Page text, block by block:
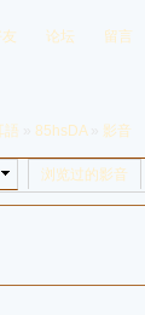
论坛 留言
語 85hsDA» 影音
浏览过的影音